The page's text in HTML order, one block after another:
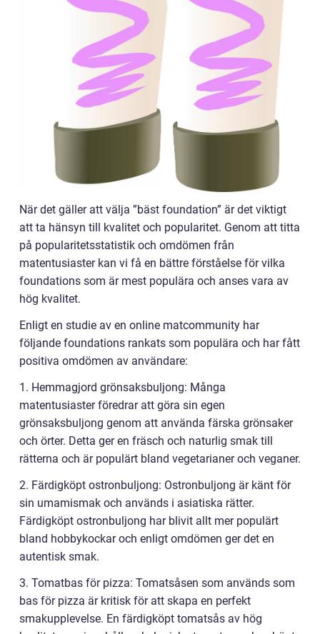
När det gäller att välja ”bäst foundation” är det viktigt
att ta hänsyn till kvalitet och popularitet. Genom att titta
på popularitetsstatistik och omdömen från
matentusiaster kan vi få en bättre förståelse för vilka
foundations som är mest populära och anses vara av
hög kvalitet.
Enligt en studie av en online matcommunity har
följande foundations rankats som populära och har fått
positiva omdömen av användare:
1. Hemmagjord grönsaksbuljong: Många
matentusiaster föredrar att göra sin egen
grönsaksbuljong genom att använda färska grönsaker
och örter. Detta ger en fräsch och naturlig smak till
rätterna och är populärt bland vegetarianer och veganer.
2. Färdigköpt ostronbuljong: Ostronbuljong är känt för
sin umamismak och används i asiatiska rätter.
Färdigköpt ostronbuljong har blivit allt mer populärt
bland hobbykockar och enligt omdömen ger det en
autentisk smak.
3. Tomatbas för pizza: Tomatsåsen som används som
bas för pizza är kritisk för att skapa en perfekt
smakupplevelse. En färdigköpt tomatsås av hög